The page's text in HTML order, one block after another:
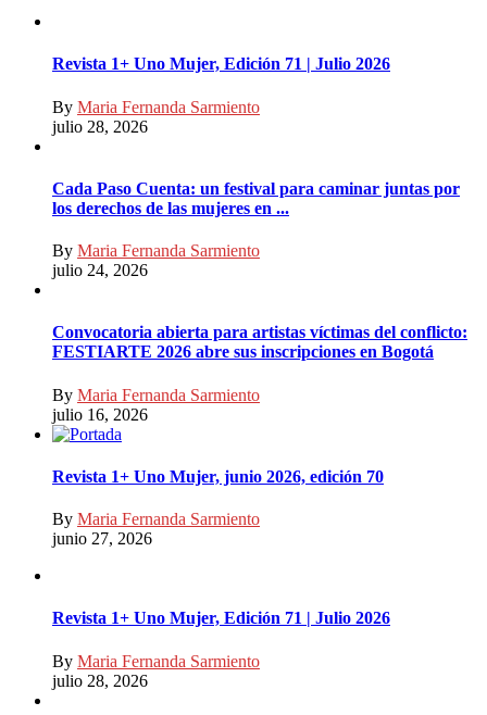
Revista 1+ Uno Mujer, Edición 71 | Julio 2026
By Maria Fernanda Sarmiento
julio 28, 2026
Cada Paso Cuenta: un festival para caminar juntas por
los derechos de las mujeres en ...
By Maria Fernanda Sarmiento
julio 24, 2026
Convocatoria abierta para artistas víctimas del conflicto:
FESTIARTE 2026 abre sus inscripciones en Bogotá
By Maria Fernanda Sarmiento
julio 16, 2026
Revista 1+ Uno Mujer, junio 2026, edición 70
By Maria Fernanda Sarmiento
junio 27, 2026
Revista 1+ Uno Mujer, Edición 71 | Julio 2026
By Maria Fernanda Sarmiento
julio 28, 2026